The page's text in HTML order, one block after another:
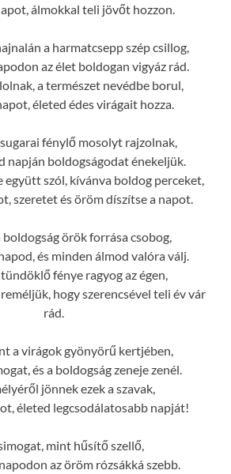
álmokkal teli jövőt hozzon.
a harmatcsepp szép csillog,
az élet boldogan vigyáz rád.
a természet nevédbe borul,
életed édes virágait hozza.
fénylő mosolyt rajzolnak,
napján boldogságodat énekeljük.
együtt szól, kívánva boldog perceket,
szeretet és öröm díszítse a napot.
boldogság örök forrása csobog,
és minden álmod valóra válj.
fénye ragyog az égen,
hogy szerencsével teli év vár
rád.
a virágok gyönyörű kertjében,
és a boldogság zeneje zenél.
jönnek ezek a szavak,
életed legcsodálatosabb napját!
mint hűsítő szellő,
az öröm rózsákká szebb.